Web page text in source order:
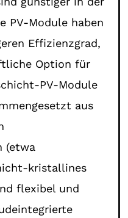
PV-Module haben
Effizienzgrad,
Option für
PV-Module
aus
(etwa
kristallines
flexibel und